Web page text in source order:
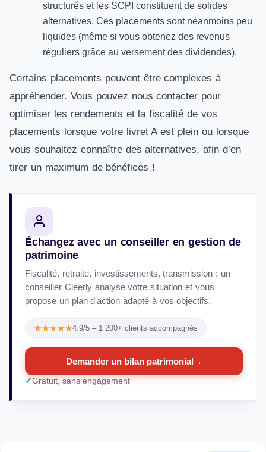
structurés et les SCPI constituent de solides
alternatives. Ces placements sont néanmoins peu
liquides (même si vous obtenez des revenus
réguliers grâce au versement des dividendes).
Certains placements peuvent être complexes à
appréhender. Vous pouvez nous contacter pour
optimiser les rendements et la fiscalité de vos
placements lorsque votre livret A est plein ou lorsque
vous souhaitez connaître des alternatives, afin d’en
tirer un maximum de bénéfices !
Échangez avec un conseiller en gestion de
patrimoine
Fiscalité, retraite, investissements, transmission : un
conseiller Cleerly analyse votre situation et vous
propose un plan d'action adapté à vos objectifs.
★★★★★4.9/5 – 1 200+ clients accompagnés
Demander un bilan patrimonial →
Gratuit, sans engagement